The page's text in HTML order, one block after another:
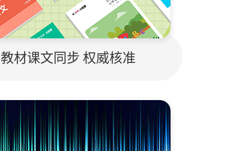
教材课文同步 权威核准